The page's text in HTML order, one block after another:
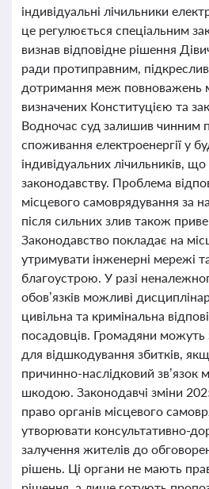
індивідуальні лічильники
це регулюється спеціальним
визнав відповідне рішення
ради протиправним,
дотримання меж повноважень
визначених Конституцією та
Водночас суд залишив чинним
споживання електроенергії у
індивідуальних лічильників,
законодавству. Проблема
місцевого самоврядування за
після сильних злив також
Законодавство покладає на
утримувати інженерні мережі
благоустрою. У разі
обов’язків можливі
цивільна та кримінальна
посадовців. Громадяни можуть
для відшкодування збитків,
причинно-наслідковий зв’язок
шкодою. Законодавчі зміни
право органів місцевого
утворювати консультативно-
залучення жителів до
рішень. Ці органи не мають